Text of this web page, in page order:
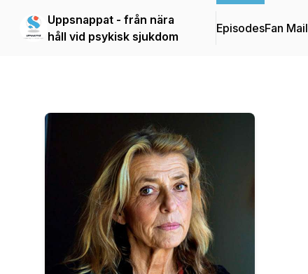
Uppsnappat - från nära
håll vid psykisk sjukdom
EpisodesFan Mail